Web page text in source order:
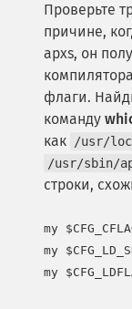
Проверьте
причине,
apxs, он
флаги.
команду
как
/usr/
/usr/sbin/
строки,
my
my